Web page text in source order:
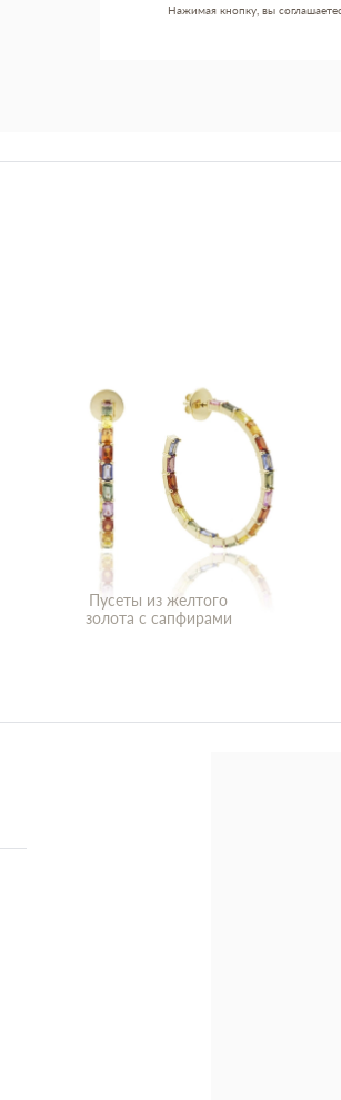
Нажимая кнопку, вы
Пусеты из желтого
золота с сапфирами